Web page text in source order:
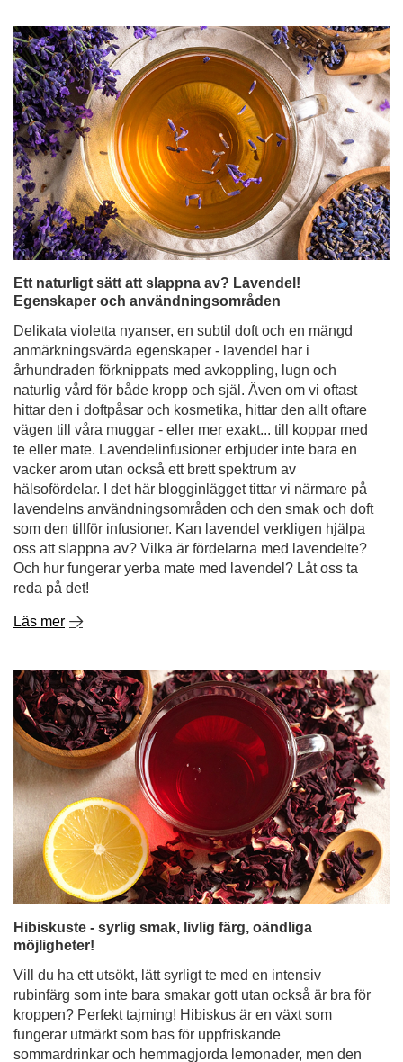
Ett naturligt sätt att slappna av? Lavendel!
Egenskaper och användningsområden
Delikata violetta nyanser, en subtil doft och en mängd
anmärkningsvärda egenskaper - lavendel har i
århundraden förknippats med avkoppling, lugn och
naturlig vård för både kropp och själ. Även om vi oftast
hittar den i doftpåsar och kosmetika, hittar den allt oftare
vägen till våra muggar - eller mer exakt... till koppar med
te eller mate. Lavendelinfusioner erbjuder inte bara en
vacker arom utan också ett brett spektrum av
hälsofördelar. I det här blogginlägget tittar vi närmare på
lavendelns användningsområden och den smak och doft
som den tillför infusioner. Kan lavendel verkligen hjälpa
oss att slappna av? Vilka är fördelarna med lavendelte?
Och hur fungerar yerba mate med lavendel? Låt oss ta
reda på det!
Läs mer
Hibiskuste - syrlig smak, livlig färg, oändliga
möjligheter!
Vill du ha ett utsökt, lätt syrligt te med en intensiv
rubinfärg som inte bara smakar gott utan också är bra för
kroppen? Perfekt tajming! Hibiskus är en växt som
fungerar utmärkt som bas för uppfriskande
sommardrinkar och hemmagjorda lemonader, men den